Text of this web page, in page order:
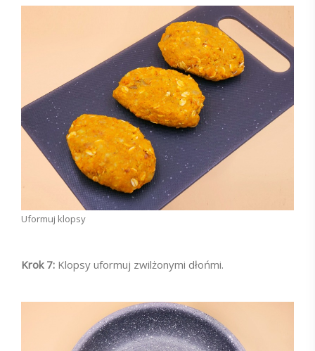
Uformuj klopsy
Krok 7: Klopsy uformuj zwilżonymi dłońmi.